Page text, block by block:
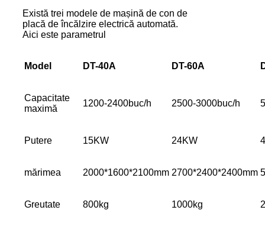
Există trei modele de mașină de con de
placă de încălzire electrică automată.
Aici este parametrul
Model DT-40A DT-60A
Capacitate
maximă
1200-2400buc/h 2500-3000buc/h
Putere 15KW 24KW
mărimea 2000*1600*2100mm 2700*2400*2400mm
Greutate 800kg 1000kg